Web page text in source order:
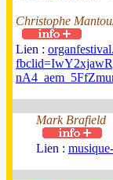
Christophe
Lien :
Mark Brafield
Lien :